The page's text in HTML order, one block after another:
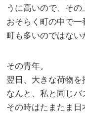
うに高いので、その
おそらく町の中で一
町も多いのではない
その青年。
翌日、大きな荷物を
なんと、私と同じバ
その時はたまたま